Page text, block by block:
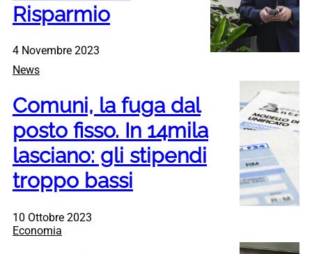
Risparmio
4 Novembre 2023
News
Comuni, la fuga dal
posto fisso. In 14mila
lasciano: gli stipendi
troppo bassi
10 Ottobre 2023
Economia